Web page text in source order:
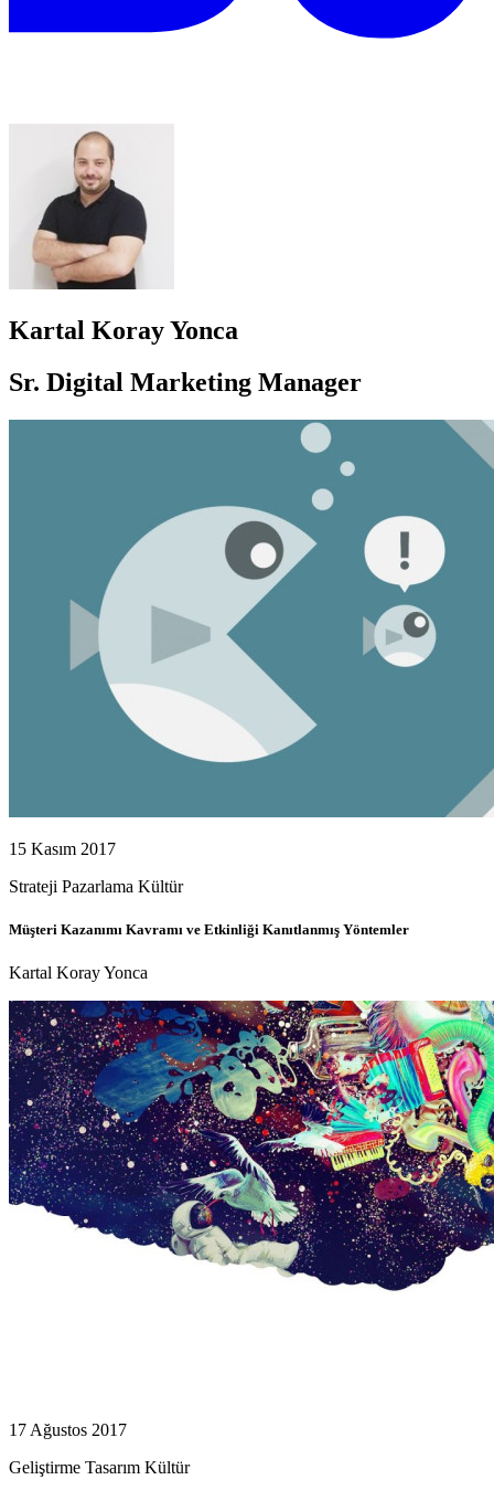
Kartal Koray Yonca
Sr. Digital Marketing Manager
15 Kasım 2017
Strateji Pazarlama Kültür
Müşteri Kazanımı Kavramı ve Etkinliği Kanıtlanmış Yöntemler
Kartal Koray Yonca
17 Ağustos 2017
Geliştirme Tasarım Kültür